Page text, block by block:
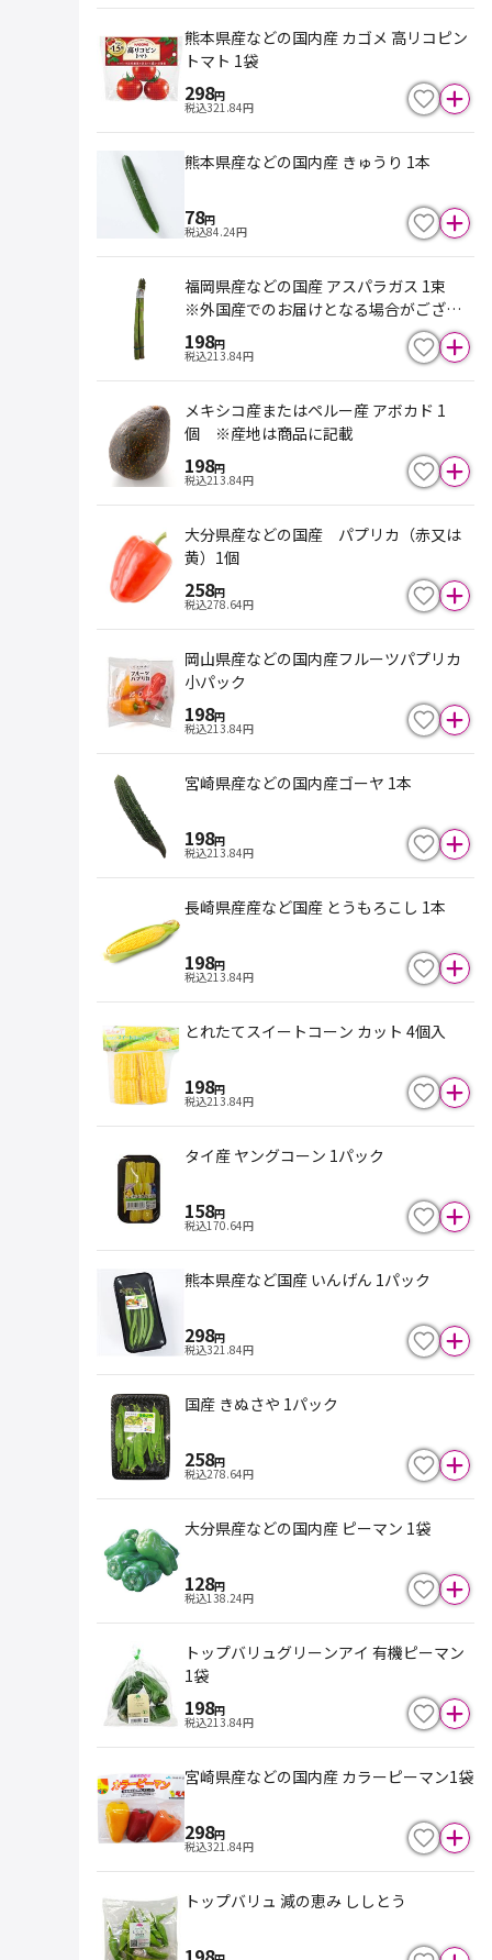
熊本県産などの国内産 カゴメ 高リコピン
トマト 1袋
298円
税込321.84円
熊本県産などの国内産 きゅうり 1本
78円
税込84.24円
福岡県産などの国産 アスパラガス 1束
※外国産でのお届けとなる場合がござい
ます。
198円
税込213.84円
メキシコ産またはペルー産 アボカド 1
個 ※産地は商品に記載
198円
税込213.84円
大分県産などの国産 パプリカ（赤又は
黄）1個
258円
税込278.64円
岡山県産などの国内産フルーツパプリカ
小パック
198円
税込213.84円
宮崎県産などの国内産ゴーヤ 1本
198円
税込213.84円
長崎県産産など国産 とうもろこし 1本
198円
税込213.84円
とれたてスイートコーン カット 4個入
198円
税込213.84円
タイ産 ヤングコーン 1パック
158円
税込170.64円
熊本県産など国産 いんげん 1パック
298円
税込321.84円
国産 きぬさや 1パック
258円
税込278.64円
大分県産などの国内産 ピーマン 1袋
128円
税込138.24円
トップバリュグリーンアイ 有機ピーマン
1袋
198円
税込213.84円
宮崎県産などの国内産 カラーピーマン1袋
298円
税込321.84円
トップバリュ 減の恵み ししとう